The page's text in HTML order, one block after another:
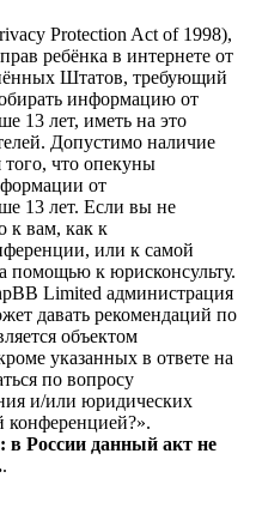
Protection Act of 1998),
ребёнка в интернете от
Штатов, требующий
информацию от
13 лет, иметь на это
Допустимо наличие
что опекуны
от
13 лет. Если вы не
к вам, как к
или к самой
помощью к юрисконсульту.
Limited администрация
давать рекомендаций по
объектом
указанных в ответе на
по вопросу
и/или юридических
конференцией?».
в России данный акт не
.